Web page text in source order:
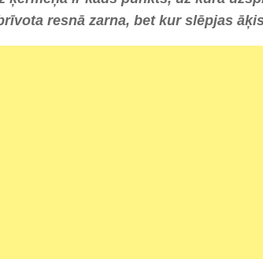
resnā zarna, bet kur slēpjas